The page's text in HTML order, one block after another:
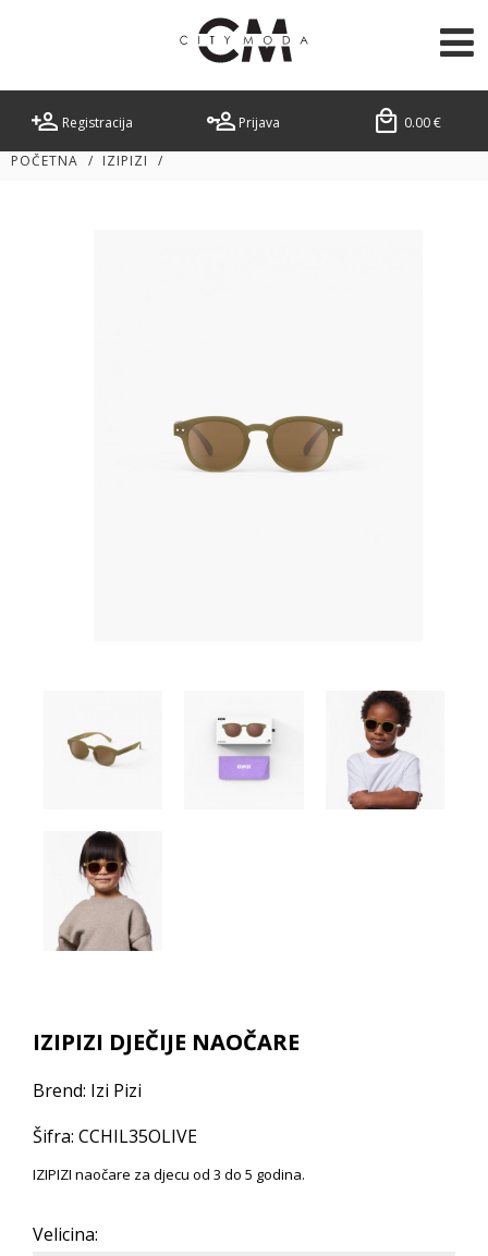
Registracija Prijava 0.00€
POČETNA / IZIPIZI /
IZIPIZI DJEČIJE NAOČARE
Brend: Izi Pizi
Šifra: CCHIL35OLIVE
IZIPIZI naočare za djecu od 3 do 5 godina.
Velicina: